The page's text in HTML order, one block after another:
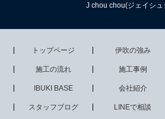
J chou chou(ジェイシュ
トップページ 伊吹の強み
施工の流れ 施工事例
IBUKI BASE 会社紹介
スタッフブログ LINEで相談